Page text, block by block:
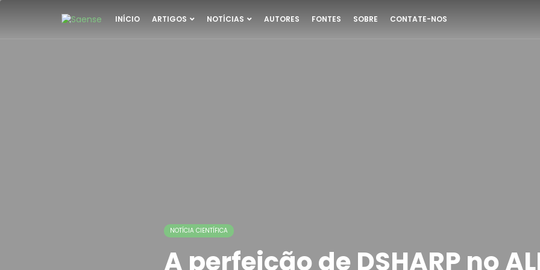
INÍCIO ARTIGOS NOTÍCIAS AUTORES FONTES SOBRE CONTATE-NOS
NOTÍCIA CIENTÍFICA
A perfeição de DSHARP no